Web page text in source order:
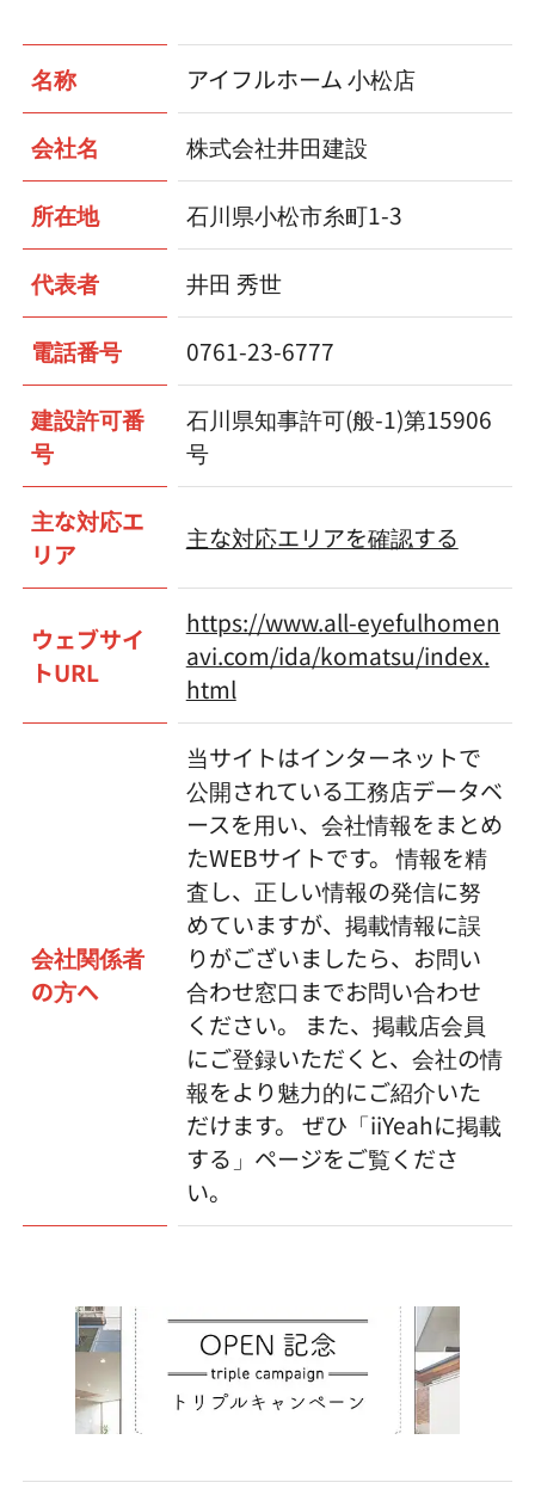
名称 アイフルホーム 小松店
会社名 株式会社井田建設
所在地 石川県小松市糸町1-3
代表者 井田 秀世
電話番号 0761-23-6777
建設許可番
号
石川県知事許可(般-1)第15906
号
主な対応エ
リア
主な対応エリアを確認する
ウェブサイ
トURL
https://www.all-eyefulhomen
avi.com/ida/komatsu/index.
html
会社関係者
の方へ
当サイトはインターネットで
公開されている工務店データベ
ースを用い、会社情報をまとめ
たWEBサイトです。 情報を精
査し、正しい情報の発信に努
めていますが、掲載情報に誤
りがございましたら、お問い
合わせ窓口までお問い合わせ
ください。 また、掲載店会員
にご登録いただくと、会社の情
報をより魅力的にご紹介いた
だけます。 ぜひ「iiYeahに掲載
する」ページをご覧くださ
い。